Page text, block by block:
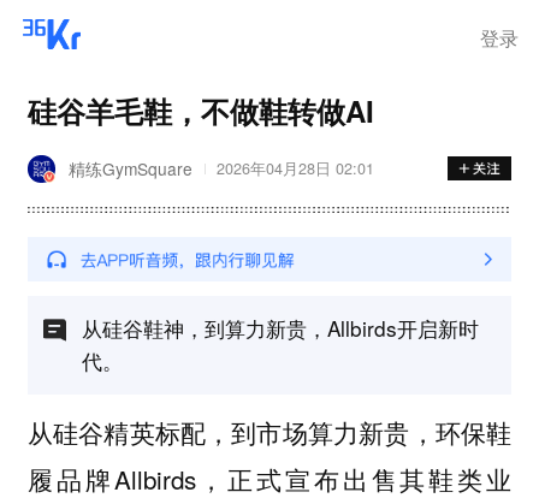
登录
硅谷羊毛鞋，不做鞋转做AI
精练GymSquare 2026年04月28日 02:01
从硅谷鞋神，到算力新贵，Allbirds开启新时
代。
从硅谷精英标配，到市场算力新贵，环保鞋
履品牌Allbirds，正式宣布出售其鞋类业